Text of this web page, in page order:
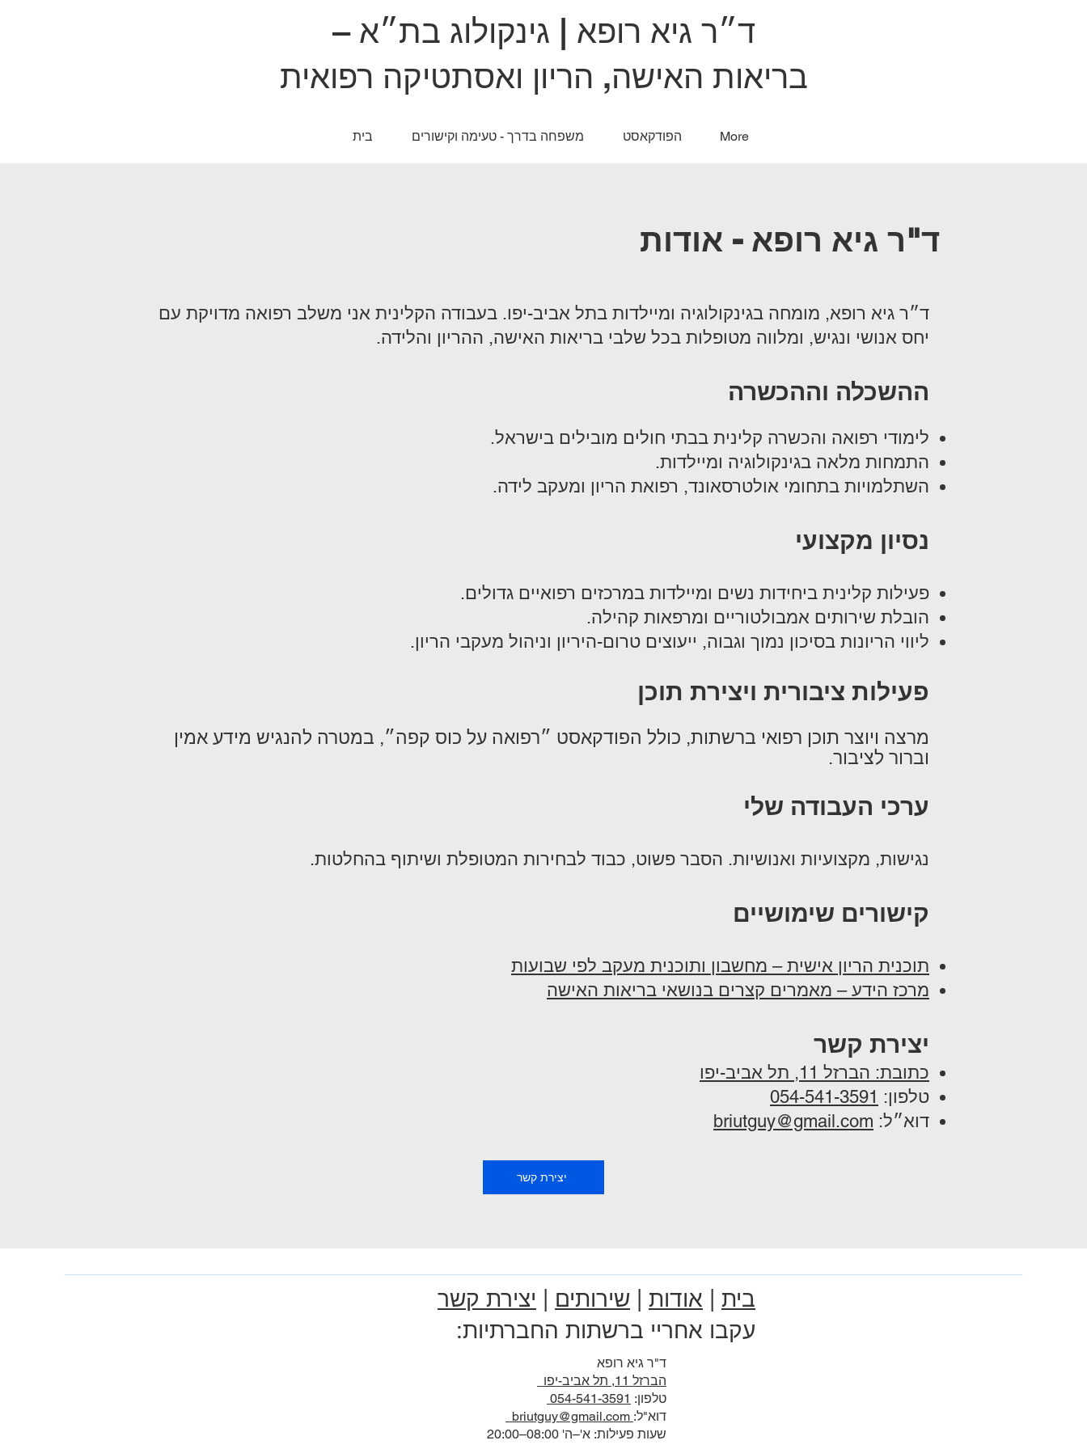
ד״ר גיא רופא | גינקולוג בת״א –
בריאות האישה, הריון ואסתטיקה רפואית
בית משפחה בדרך - טעימה וקישורים הפודקאסט More
ד"ר גיא רופא - אודות
ד״ר גיא רופא, מומחה בגינקולוגיה ומיילדות בתל אביב-יפו. בעבודה הקלינית אני משלב רפואה מדויקת עם
יחס אנושי ונגיש, ומלווה מטופלות בכל שלבי בריאות האישה, ההריון והלידה.​
ההשכלה וההכשרה
לימודי רפואה והכשרה קלינית בבתי חולים מובילים בישראל.
התמחות מלאה בגינקולוגיה ומיילדות.
השתלמויות בתחומי אולטרסאונד, רפואת הריון ומעקב לידה.
נסיון מקצועי
פעילות קלינית ביחידות נשים ומיילדות במרכזים רפואיים גדולים.
הובלת שירותים אמבולטוריים ומרפאות קהילה.
ליווי הריונות בסיכון נמוך וגבוה, ייעוצים טרום-היריון וניהול מעקבי הריון.
פעילות ציבורית ויצירת תוכן
מרצה ויוצר תוכן רפואי ברשתות, כולל הפודקאסט ״רפואה על כוס קפה״, במטרה להנגיש מידע אמין
וברור לציבור.
ערכי העבודה שלי
נגישות, מקצועיות ואנושיות. הסבר פשוט, כבוד לבחירות המטופלת ושיתוף בהחלטות.
קישורים שימושיים
תוכנית הריון אישית – מחשבון ותוכנית מעקב לפי שבועות
מרכז הידע – מאמרים קצרים בנושאי בריאות האישה
יצירת קשר
כתובת: הברזל 11, תל אביב-יפו
טלפון: 054-541-3591
דוא״ל: briutguy@gmail.com
יצירת קשר
בית אודות שירותים
יצירת קשר
עקבו אחריי ברשתות החברתיות:
ד"ר גיא רופא
הברזל 11, תל אביב-יפו
טלפון: 054-541-3591
דוא"ל:
שעות פעילות: א'–ה' 08:00–20:00